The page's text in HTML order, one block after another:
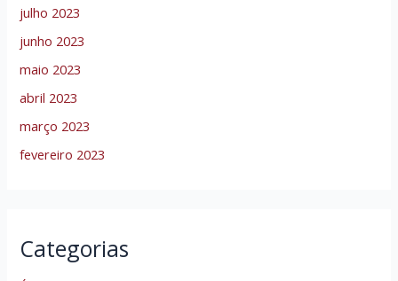
julho 2023
junho 2023
maio 2023
abril 2023
março 2023
fevereiro 2023
Categorias